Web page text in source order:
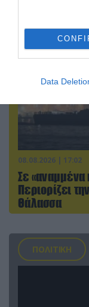
Data
08.08.2026 | 17:02
Σε «αναμμένα
Περιορίζει
Θάλασσα
ΠΟΛΙΤΙΚΗ